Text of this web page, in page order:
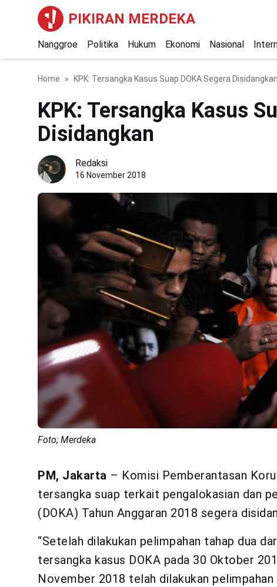
PIKIRAN MERDEKA
Nanggroe Politika Hukum Ekonomi Nasional
Home KPK: Tersangka Kasus Suap DOKA Segera Disidangkan
KPK: Tersangka Kasus
Disidangkan
Redaksi
16 November 2018
Foto; Merdeka
PM, Jakarta – Komisi Pemberantasan
tersangka suap terkait pengalokasian dan
(DOKA) Tahun Anggaran 2018 segera
“Setelah dilakukan pelimpahan tahap dua
tersangka kasus DOKA pada 30 Oktober
November 2018 telah dilakukan